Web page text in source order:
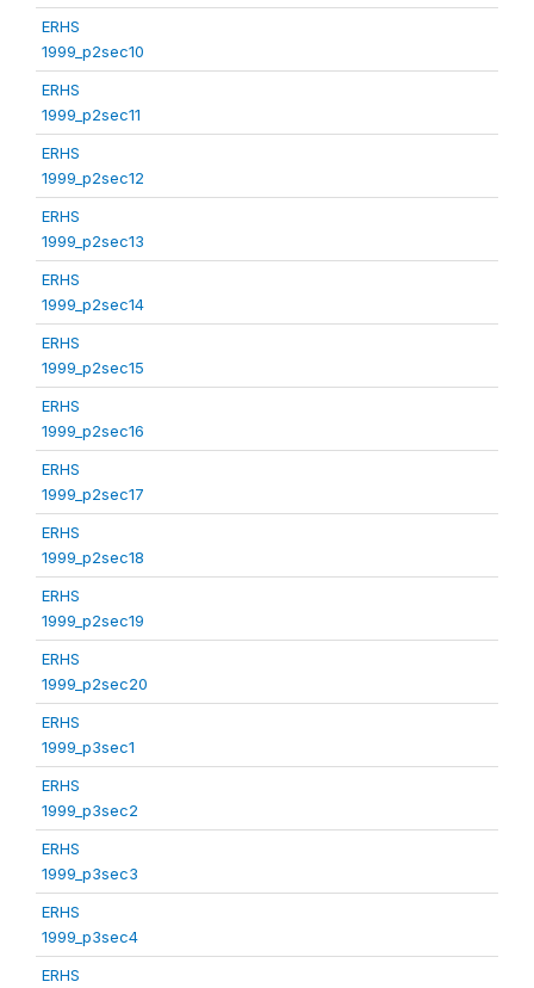
ERHS
1999_p2sec10
ERHS
1999_p2sec11
ERHS
1999_p2sec12
ERHS
1999_p2sec13
ERHS
1999_p2sec14
ERHS
1999_p2sec15
ERHS
1999_p2sec16
ERHS
1999_p2sec17
ERHS
1999_p2sec18
ERHS
1999_p2sec19
ERHS
1999_p2sec20
ERHS
1999_p3sec1
ERHS
1999_p3sec2
ERHS
1999_p3sec3
ERHS
1999_p3sec4
ERHS